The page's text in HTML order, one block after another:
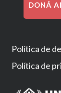
DONÁ
Política de
Política de